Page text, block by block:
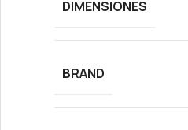
DIMENSIONES
BRAND